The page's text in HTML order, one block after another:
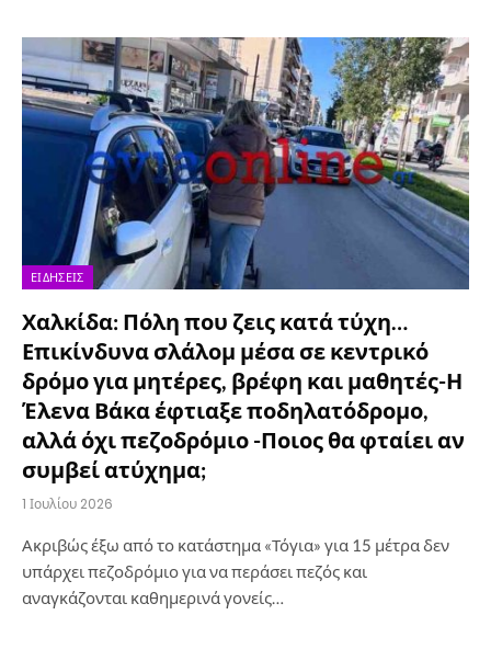
ΕΙΔΉΣΕΙΣ
Χαλκίδα: Πόλη που ζεις κατά τύχη…
Επικίνδυνα σλάλομ μέσα σε κεντρικό
δρόμο για μητέρες, βρέφη και μαθητές-Η
Έλενα Βάκα έφτιαξε ποδηλατόδρομο,
αλλά όχι πεζοδρόμιο -Ποιος θα φταίει αν
συμβεί ατύχημα;
1 Ιουλίου 2026
Ακριβώς έξω από το κατάστημα «Τόγια» για 15 μέτρα δεν
υπάρχει πεζοδρόμιο για να περάσει πεζός και
αναγκάζονται καθημερινά γονείς…